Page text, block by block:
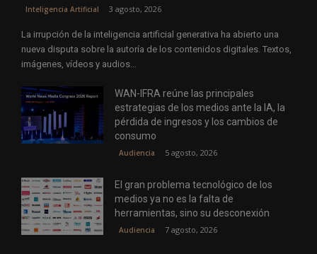
Inteligencia Artificial 3 agosto, 2026
La irrupción de la inteligencia artificial generativa ha abierto una
nueva disputa sobre la autoría de los contenidos digitales. Textos,
imágenes, vídeos y audios...
WAN-IFRA reúne las principales
estrategias de los medios ante la IA, la
pérdida de ingresos y los cambios de
consumo
Audiencia 5 agosto, 2026
El gran problema tecnológico de los
medios ya no es la falta de
herramientas, sino su desconexión
Audiencia 7 agosto, 2026